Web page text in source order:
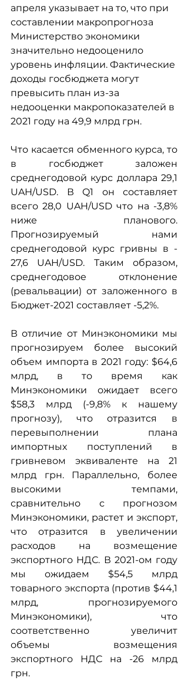
апреля указывает на то, что при
составлении макропрогноза
Министерство экономики
значительно недооценило
уровень инфляции. Фактические
доходы госбюджета могут
превысить план из-за
недооценки макропоказателей в
2021 году на 49,9 млрд грн.
Что касается обменного курса, то
в госбюджет заложен
среднегодовой курс доллара 29,1
UAH/USD. В Q1 он составляет
всего 28,0 UAH/USD что на -3,8%
ниже планового.
Прогнозируемый нами
среднегодовой курс гривны в -
27,6 UAH/USD. Таким образом,
среднегодовое отклонение
(ревальвации) от заложенного в
Бюджет-2021 составляет -5,2%.
В отличие от Минэкономики мы
прогнозируем более высокий
объем импорта в 2021 году: $64,6
млрд, в то время как
Минэкономики ожидает всего
$58,3 млрд (-9,8% к нашему
прогнозу), что отразится в
перевыполнении плана
импортных поступлений в
гривневом эквиваленте на 21
млрд грн. Параллельно, более
высокими темпами,
сравнительно с прогнозом
Минэкономики, растет и экспорт,
что отразится в увеличении
расходов на возмещение
экспортного НДС. В 2021-ом году
мы ожидаем $54,5 млрд
товарного экспорта (против $44,1
млрд, прогнозируемого
Минэкономики), что
соответственно увеличит
объемы возмещения
экспортного НДС на -26 млрд
грн.